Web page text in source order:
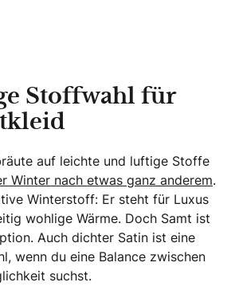
Stoffwahl für
auf leichte und luftige Stoffe
Winter nach etwas ganz anderem.
Winterstoff: Er steht für Luxus
wohlige Wärme. Doch Samt ist
Auch dichter Satin ist eine
wenn du eine Balance zwischen
suchst.